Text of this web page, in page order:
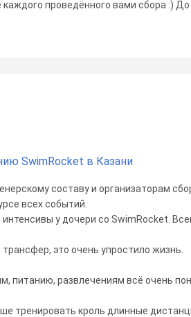
каждого проведённого вами сбора :)
SwimRocket в Казани
составу и организаторам
всех событий.
у дочери со SwimRocket.
это очень упростило жизнь.
питанию, развлечениям всё очень
тренировать кроль длинные